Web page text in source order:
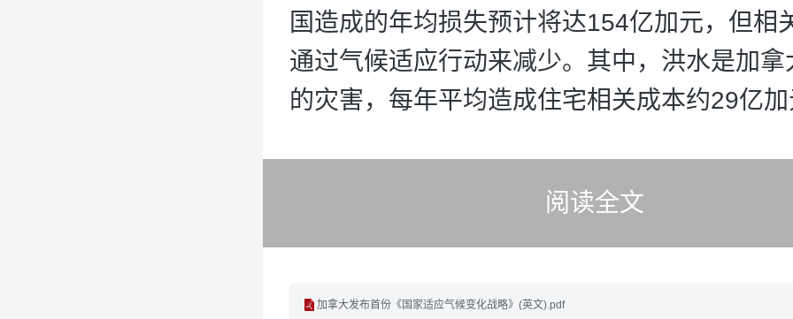
国造成的年均损失预计将达154亿加元，但相
通过气候适应行动来减少。其中，洪水是加拿
的灾害，每年平均造成住宅相关成本约29亿
阅读全文
加拿大发布首份《国家适应气候变化战略》(英文).pdf